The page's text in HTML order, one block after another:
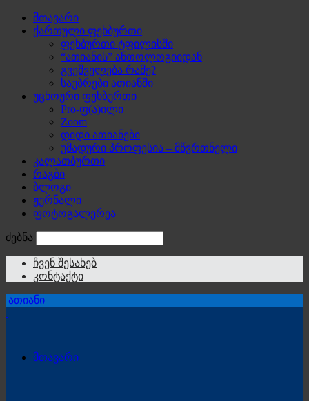
მთავარი
ქართული ფეხბურთი
ფეხბურთი ტფილისში
“ათიანის” ანთოლოგიიდან
გვეშველება რამე?
საუბრები ათიანში
უცხოური ფეხბურთი
Pro-ფ(ა)ილი
Zoom
დიდი ათიანები
უმადური პროფესია – მწვრთნელი
კალათბურთი
რაგბი
ბლოგი
ჟურნალი
ფოტოგალერეა
ძებნა
ჩვენ შესახებ
კონტაქტი
ათიანი
მთავარი